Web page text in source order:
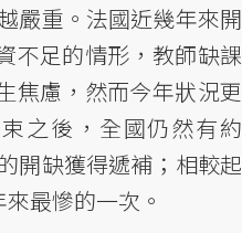
嚴重。法國近幾年來開
不足的情形，教師缺課
焦慮，然而今年狀況更
之後，全國仍然有約
開缺獲得遞補；相較起
最慘的一次。